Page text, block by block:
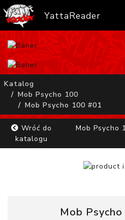
YattaReader
Home
FAQ
Mangi
Katalog
Mob Psycho 100
Mob Psycho 100 #01
Wróć do
katalogu
Mob Psycho
Mob